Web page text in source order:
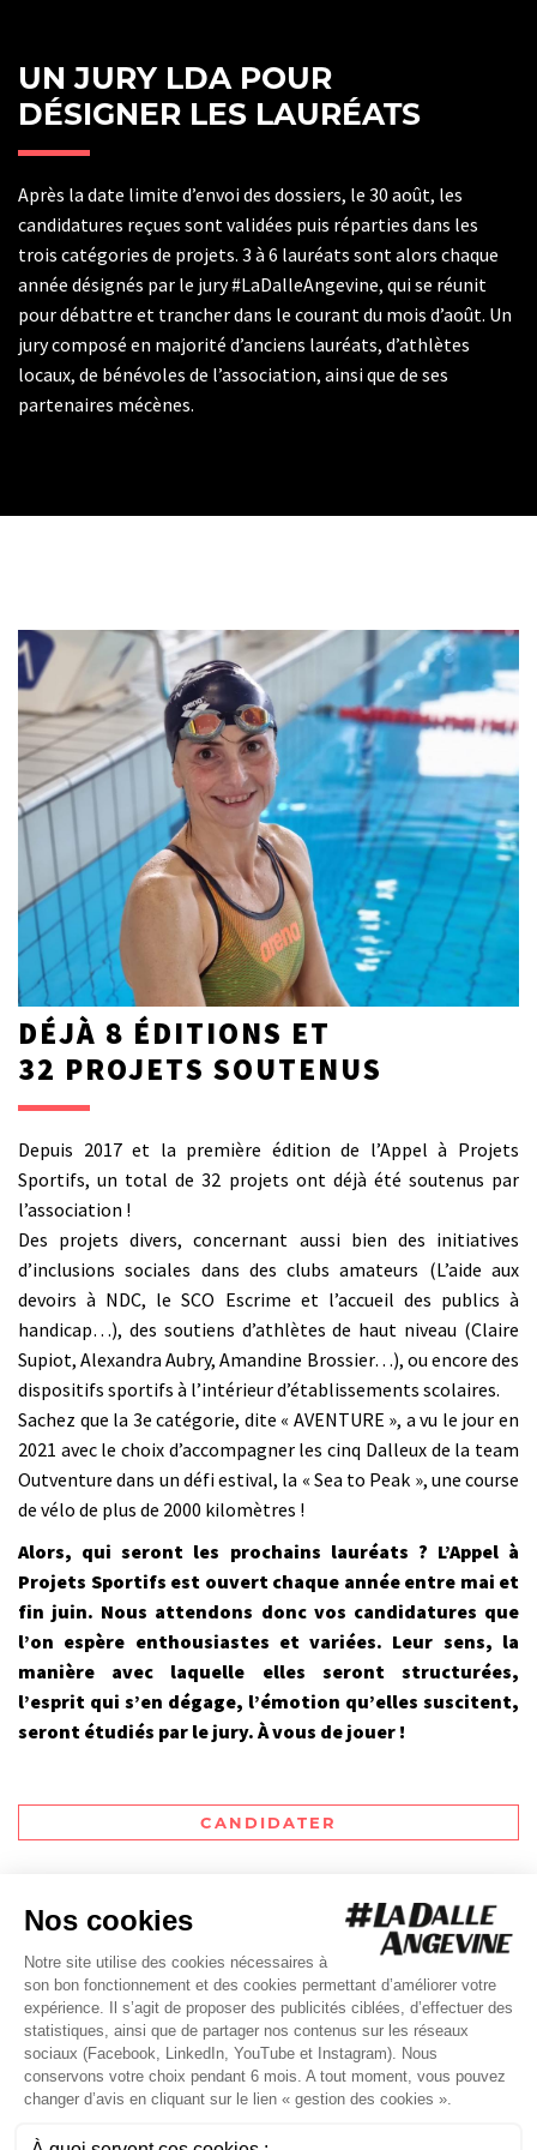
UN JURY LDA POUR
DÉSIGNER LES LAURÉATS
Après la date limite d’envoi des dossiers, le 30 août, les
candidatures reçues sont validées puis réparties dans les
trois catégories de projets. 3 à 6 lauréats sont alors chaque
année désignés par le jury #LaDalleAngevine, qui se réunit
pour débattre et trancher dans le courant du mois d’août. Un
jury composé en majorité d’anciens lauréats, d’athlètes
locaux, de bénévoles de l’association, ainsi que de ses
partenaires mécènes.
DÉJÀ 8 ÉDITIONS ET
32 PROJETS SOUTENUS
Depuis 2017 et la première édition de l’Appel à Projets
Sportifs, un total de 32 projets ont déjà été soutenus par
l’association !
Des projets divers, concernant aussi bien des initiatives
d’inclusions sociales dans des clubs amateurs (L’aide aux
devoirs à NDC, le SCO Escrime et l’accueil des publics à
handicap…), des soutiens d’athlètes de haut niveau (Claire
Supiot, Alexandra Aubry, Amandine Brossier…), ou encore des
dispositifs sportifs à l’intérieur d’établissements scolaires.
Sachez que la 3e catégorie, dite « AVENTURE », a vu le jour en
2021 avec le choix d’accompagner les cinq Dalleux de la team
Outventure dans un défi estival, la « Sea to Peak », une course
de vélo de plus de 2000 kilomètres !
Alors, qui seront les prochains lauréats ? L’Appel à
Projets Sportifs est ouvert chaque année entre mai et
fin juin. Nous attendons donc vos candidatures que
l’on espère enthousiastes et variées. Leur sens, la
manière avec laquelle elles seront structurées,
l’esprit qui s’en dégage, l’émotion qu’elles suscitent,
seront étudiés par le jury. À vous de jouer !
CANDIDATER